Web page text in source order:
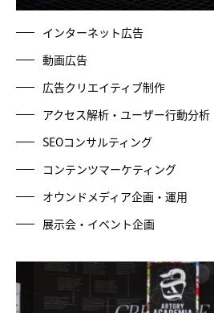
インターネット広告
動画広告
広告クリエイティブ制作
アクセス解析・ユーザー行動分析
SEOコンサルティング
コンテンツマーケティング
オウンドメディア企画・運用
展示会・イベント企画